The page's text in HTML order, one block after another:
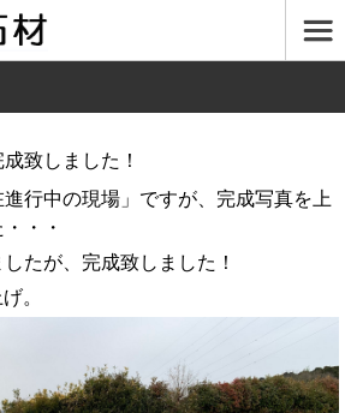
致しました！
行中の現場」ですが、完成写真を上
・・
たが、完成致しました！
。